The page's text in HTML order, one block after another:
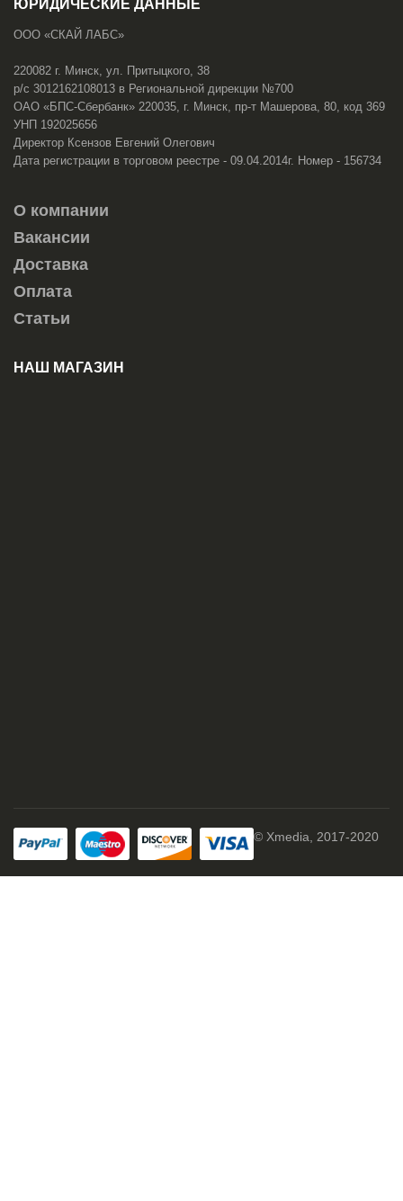
ЮРИДИЧЕСКИЕ ДАННЫЕ
ООО «СКАЙ ЛАБС»
220082 г. Минск, ул. Притыцкого, 38
р/с 3012162108013 в Региональной дирекции №700
ОАО «БПС-Сбербанк» 220035, г. Минск, пр-т Машерова, 80, код 369
УНП 192025656
Директор Ксензов Евгений Олегович
Дата регистрации в торговом реестре - 09.04.2014г. Номер - 156734
О компании
Вакансии
Доставка
Оплата
Статьи
НАШ МАГАЗИН
© Xmedia, 2017-2020